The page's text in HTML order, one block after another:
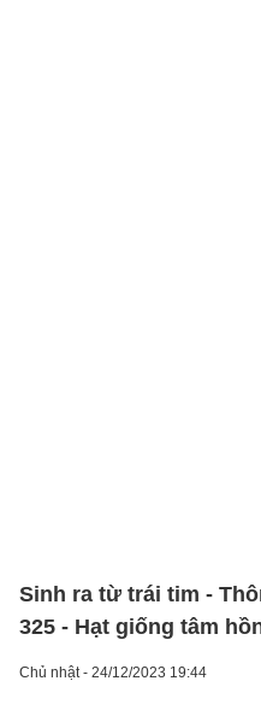
Sinh ra từ trái tim -
325 - Hạt giống tâm
Chủ nhật - 24/12/2023 19:44